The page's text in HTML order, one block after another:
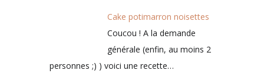
Cake potimarron noisettes
Coucou ! A la demande
générale (enfin, au moins 2
personnes ;) ) voici une recette…